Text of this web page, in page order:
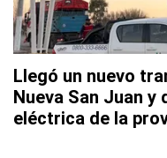
Llegó un nuevo
Nueva San Juan y
eléctrica de la